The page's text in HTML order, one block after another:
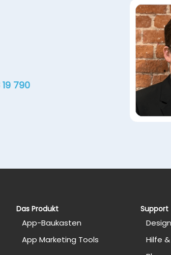
790
Das Produkt
App-Baukasten
App Marketing Tools
Support
Hilfe &